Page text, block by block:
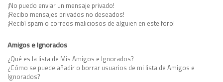
¡No puedo enviar un mensaje privado!
¡Recibo mensajes privados no deseados!
¡Recibí spam o correos maliciosos de alguien en este foro!
Amigos e Ignorados
¿Qué es la lista de Mis Amigos e Ignorados?
¿Cómo se puede añadir o borrar usuarios de mi lista de Amigos e
Ignorados?